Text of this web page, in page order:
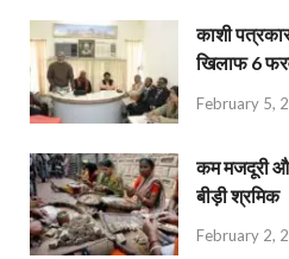
काशी
खिलाफ 6
February 5,
कम मजदूरी
बीड़ी श्रमिक
February 2,